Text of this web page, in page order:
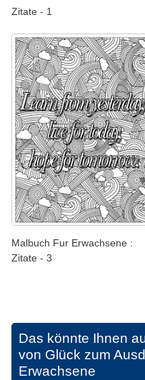
Zitate - 1
Malbuch Fur Erwachsene :
Zitate - 3
Das könnte Ihnen
von Glück zum
Erwachsene